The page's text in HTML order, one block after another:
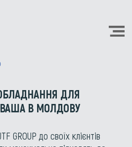
ДЛЯ
В МОЛДОВУ
GROUP до своїх клієнтів